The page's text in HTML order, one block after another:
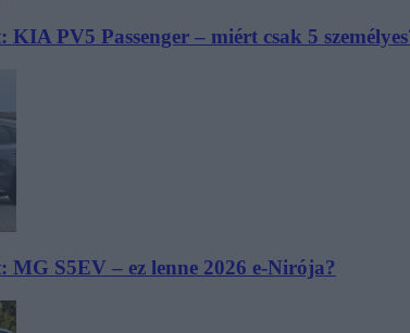
PV5 Passenger – miért csak 5
MG S5EV – ez lenne 2026 e-Nirója?